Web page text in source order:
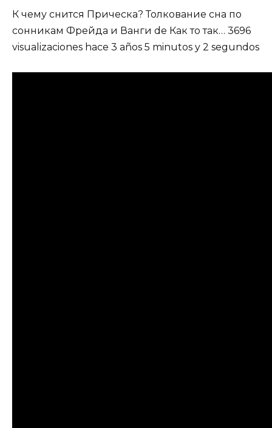
К чему снится Прическа? Толкование сна по
сонникам Фрейда и Ванги de Как то так… 3696
visualizaciones hace 3 años 5 minutos y 2 segundos